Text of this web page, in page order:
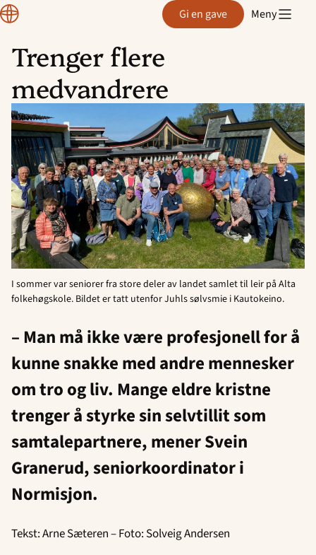
Hopp
innhold
Normisjon Gi en gave Meny
Trenger flere
medvandrere
I sommer var seniorer fra store deler av landet samlet til leir på Alta
folkehøgskole. Bildet er tatt utenfor Juhls sølvsmie i Kautokeino.
– Man må ikke være profesjonell for å
kunne snakke med andre mennesker
om tro og liv. Mange eldre kristne
trenger å styrke sin selvtillit som
samtalepartnere, mener Svein
Granerud, seniorkoordinator i
Normisjon.
Tekst: Arne Sæteren – Foto: Solveig Andersen